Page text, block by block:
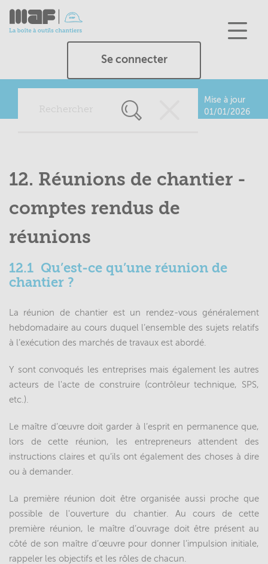
contenu
Se connecter
Rechercher
et
les
Mise à jour
01/01/2026
12. Réunions de chantier -
comptes rendus de
réunions
12.1 Qu’est-ce qu’une réunion de
chantier ?
Paragraphes
principaux
La réunion de chantier est un rendez-vous généralement
hebdomadaire au cours duquel l’ensemble des sujets relatifs
à l’exécution des marchés de travaux est abordé.
Y sont convoqués les entreprises mais également les autres
acteurs de l'acte de construire (contrôleur technique, SPS,
etc.).
Le maître d’œuvre doit garder à l’esprit en permanence que,
lors de cette réunion, les entrepreneurs attendent des
instructions claires et qu’ils ont également des choses à dire
ou à demander.
La première réunion doit être organisée aussi proche que
possible de l'ouverture du chantier. Au cours de cette
première réunion, le maître d’ouvrage doit être présent au
côté de son maître d’œuvre pour donner l’impulsion initiale,
rappeler les objectifs et les rôles de chacun.